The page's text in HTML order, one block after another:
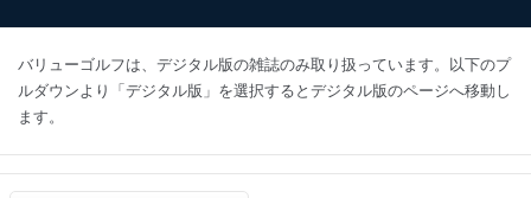
バリューゴルフは、デジタル版の雑誌のみ取り扱っています。以下のプ
ルダウンより「デジタル版」を選択するとデジタル版のページへ移動し
ます。